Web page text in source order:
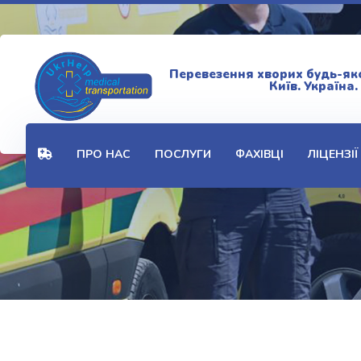
Перевезення хворих будь-
Київ.
ПРО НАС ПОСЛУГИ ФАХІВЦІ ЛІЦЕНЗІЇ